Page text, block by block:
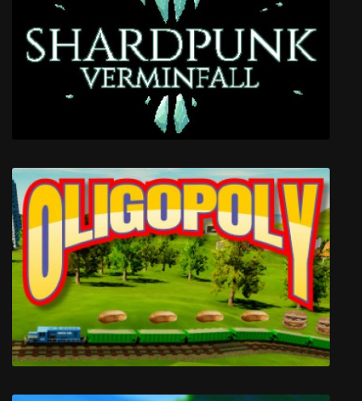
Commandos 2 Men of Courage
Shardpunk: Verminfall